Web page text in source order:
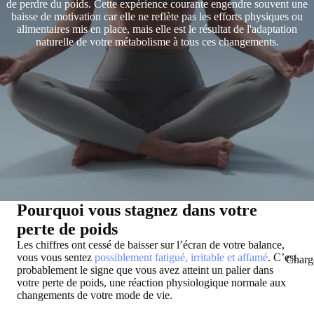
de perdre du poids. Cette expérience courante engendre souvent une
baisse de motivation car elle ne reflète pas les efforts physiques ou
alimentaires mis en place, mais elle est le résultat de l'adaptation
naturelle de votre métabolisme à tous ces changements.
Pourquoi vous stagnez dans votre
perte de poids
Les chiffres ont cessé de baisser sur l’écran de votre balance,
vous vous sentez possiblement fatigué, irritable et affamé. C’est
probablement le signe que vous avez atteint un palier dans
votre perte de poids, une réaction physiologique normale aux
changements de votre mode de vie.